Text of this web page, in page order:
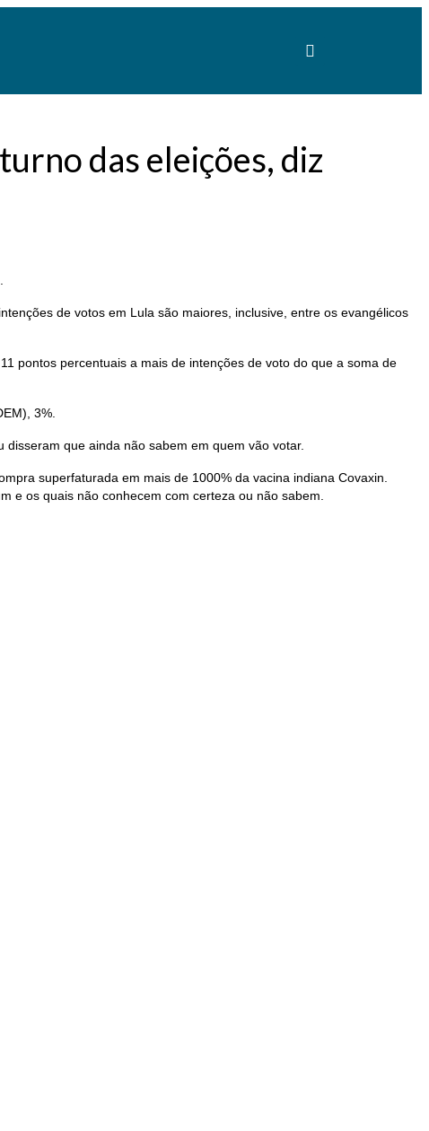
das eleições, diz
de votos em Lula são maiores, inclusive, entre os evangélicos
pontos percentuais a mais de intenções de voto do que a soma de
3%.
que ainda não sabem em quem vão votar.
superfaturada em mais de 1000% da vacina indiana Covaxin.
e os quais não conhecem com certeza ou não sabem.